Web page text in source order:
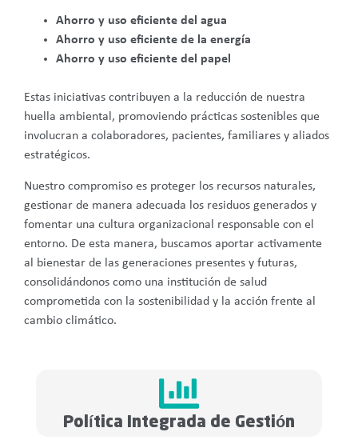
Ahorro y uso eficiente del agua
Ahorro y uso eficiente de la energía
Ahorro y uso eficiente del papel
Estas iniciativas contribuyen a la reducción de nuestra
huella ambiental, promoviendo prácticas sostenibles que
involucran a colaboradores, pacientes, familiares y aliados
estratégicos.
Nuestro compromiso es proteger los recursos naturales,
gestionar de manera adecuada los residuos generados y
fomentar una cultura organizacional responsable con el
entorno. De esta manera, buscamos aportar activamente
al bienestar de las generaciones presentes y futuras,
consolidándonos como una institución de salud
comprometida con la sostenibilidad y la acción frente al
cambio climático.
Política Integrada de Gestión